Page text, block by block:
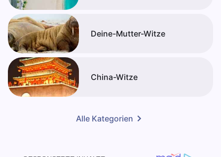
Deine-Mutter-Witze
China-Witze
Alle Kategorien